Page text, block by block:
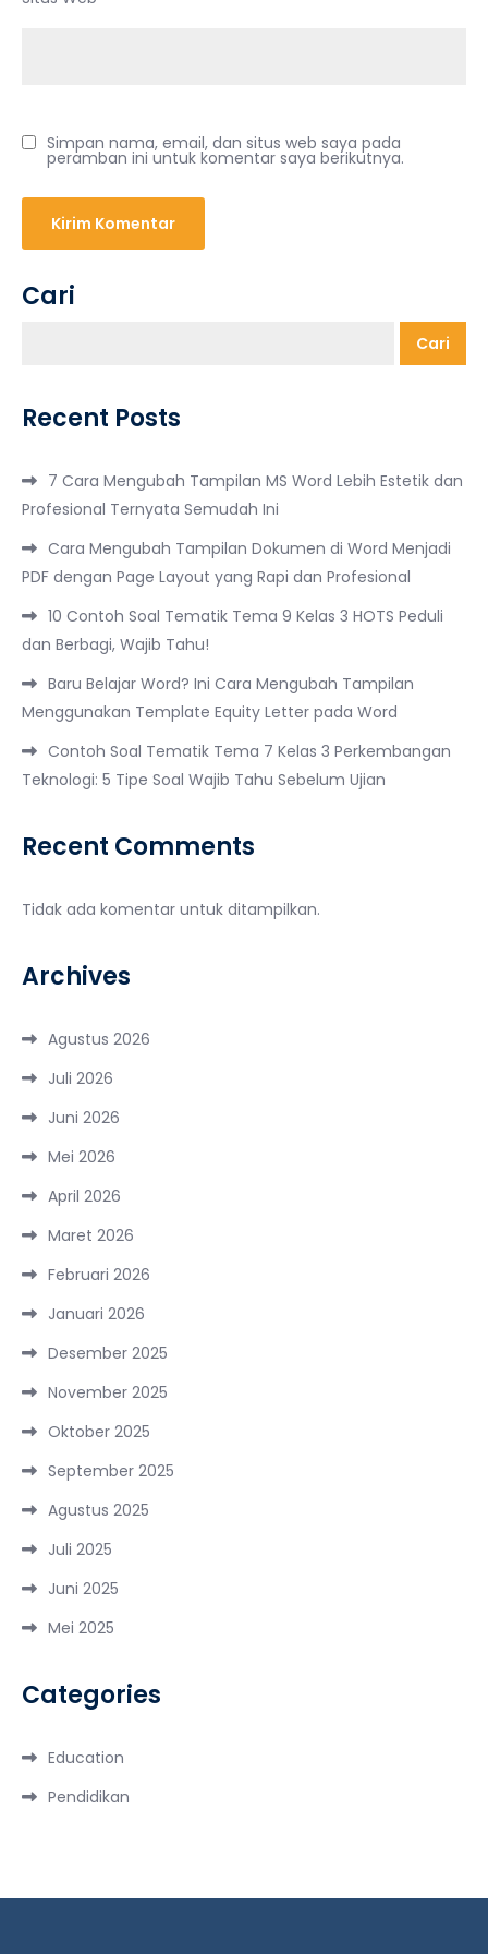
Simpan nama, email, dan situs web saya pada
peramban ini untuk komentar saya berikutnya.
Cari
Cari
Recent Posts
7 Cara Mengubah Tampilan MS Word Lebih Estetik dan
Profesional Ternyata Semudah Ini
Cara Mengubah Tampilan Dokumen di Word Menjadi
PDF dengan Page Layout yang Rapi dan Profesional
10 Contoh Soal Tematik Tema 9 Kelas 3 HOTS Peduli
dan Berbagi, Wajib Tahu!
Baru Belajar Word? Ini Cara Mengubah Tampilan
Menggunakan Template Equity Letter pada Word
Contoh Soal Tematik Tema 7 Kelas 3 Perkembangan
Teknologi: 5 Tipe Soal Wajib Tahu Sebelum Ujian
Recent Comments
Tidak ada komentar untuk ditampilkan.
Archives
Agustus 2026
Juli 2026
Juni 2026
Mei 2026
April 2026
Maret 2026
Februari 2026
Januari 2026
Desember 2025
November 2025
Oktober 2025
September 2025
Agustus 2025
Juli 2025
Juni 2025
Mei 2025
Categories
Education
Pendidikan